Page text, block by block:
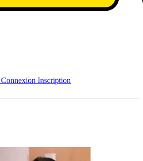
Connexion Inscription